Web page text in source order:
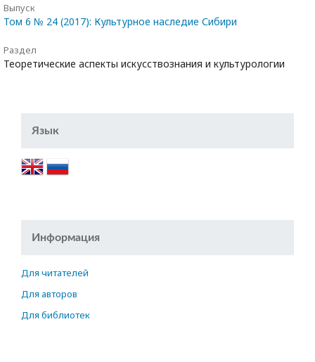
Выпуск
Том 6 № 24 (2017): Культурное наследие Сибири
Раздел
Теоретические аспекты искусствознания и культурологии
Язык
Информация
Для читателей
Для авторов
Для библиотек